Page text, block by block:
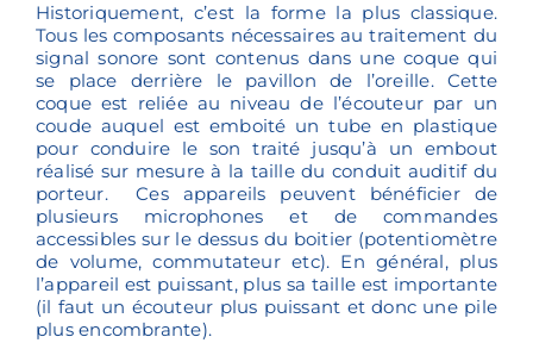
Historiquement, c’est la forme la plus classique.
Tous les composants nécessaires au traitement du
signal sonore sont contenus dans une coque qui
se place derrière le pavillon de l’oreille. Cette
coque est reliée au niveau de l’écouteur par un
coude auquel est emboité un tube en plastique
pour conduire le son traité jusqu’à un embout
réalisé sur mesure à la taille du conduit auditif du
porteur. Ces appareils peuvent bénéficier de
plusieurs microphones et de commandes
accessibles sur le dessus du boitier (potentiomètre
de volume, commutateur etc). En général, plus
l’appareil est puissant, plus sa taille est importante
(il faut un écouteur plus puissant et donc une pile
plus encombrante).